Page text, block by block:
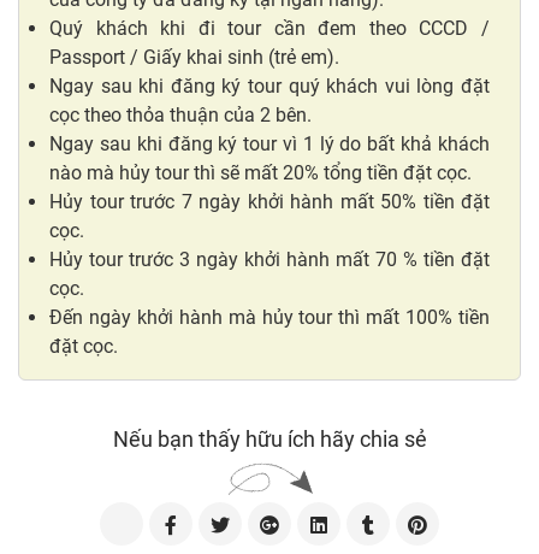
Quý khách khi đi tour cần đem theo CCCD /
Passport / Giấy khai sinh (trẻ em).
Ngay sau khi đăng ký tour quý khách vui lòng đặt
cọc theo thỏa thuận của 2 bên.
Ngay sau khi đăng ký tour vì 1 lý do bất khả khách
nào mà hủy tour thì sẽ mất 20% tổng tiền đặt cọc.
Hủy tour trước 7 ngày khởi hành mất 50% tiền đặt
cọc.
Hủy tour trước 3 ngày khởi hành mất 70 % tiền đặt
cọc.
Đến ngày khởi hành mà hủy tour thì mất 100% tiền
đặt cọc.
Nếu bạn thấy hữu ích hãy chia sẻ